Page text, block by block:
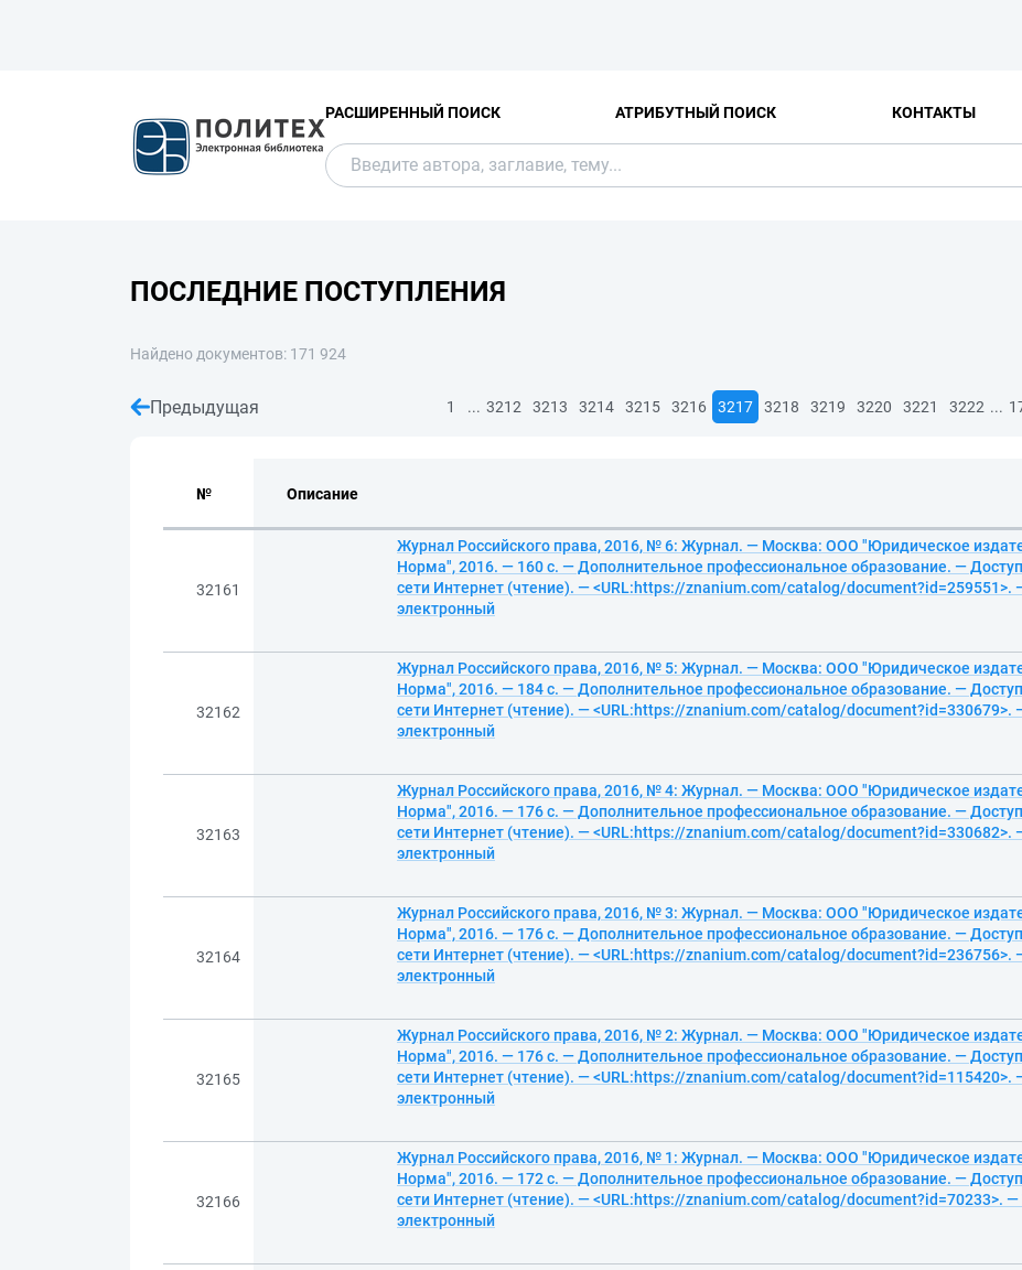
РАСШИРЕННЫЙ ПОИСК АТРИБУТНЫЙ ПОИСК КОНТАКТЫ
ПОСЛЕДНИЕ ПОСТУПЛЕНИЯ
Найдено документов: 171 924
Предыдущая 1 ... 3212 3213 3214 3215 3216 3217 3218 3219 3220 3221 3222 ...
№ Описание
32161
Журнал Российского права, 2016, № 6: Журнал. — Москва: ООО "Юридическое
Норма", 2016. — 160 с. — Дополнительное профессиональное образование. —
сети Интернет (чтение). — <URL:https://znanium.com/catalog/document?id=259551>.
электронный
32162
Журнал Российского права, 2016, № 5: Журнал. — Москва: ООО "Юридическое
Норма", 2016. — 184 с. — Дополнительное профессиональное образование. —
сети Интернет (чтение). — <URL:https://znanium.com/catalog/document?id=330679>.
электронный
32163
Журнал Российского права, 2016, № 4: Журнал. — Москва: ООО "Юридическое
Норма", 2016. — 176 с. — Дополнительное профессиональное образование. —
сети Интернет (чтение). — <URL:https://znanium.com/catalog/document?id=330682>.
электронный
32164
Журнал Российского права, 2016, № 3: Журнал. — Москва: ООО "Юридическое
Норма", 2016. — 176 с. — Дополнительное профессиональное образование. —
сети Интернет (чтение). — <URL:https://znanium.com/catalog/document?id=236756>.
электронный
32165
Журнал Российского права, 2016, № 2: Журнал. — Москва: ООО "Юридическое
Норма", 2016. — 176 с. — Дополнительное профессиональное образование. —
сети Интернет (чтение). — <URL:https://znanium.com/catalog/document?id=115420>.
электронный
32166
Журнал Российского права, 2016, № 1: Журнал. — Москва: ООО "Юридическое
Норма", 2016. — 172 с. — Дополнительное профессиональное образование. —
сети Интернет (чтение). — <URL:https://znanium.com/catalog/document?id=70233>. —
электронный